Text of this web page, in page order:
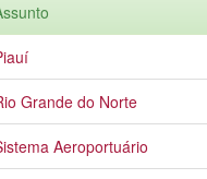
Grande do Norte
Aeroportuário